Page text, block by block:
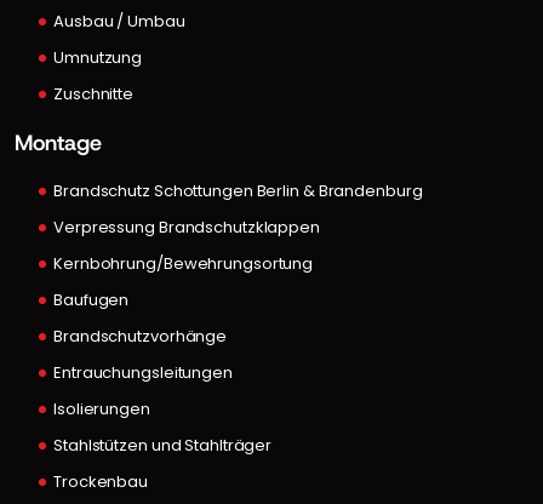
Ausbau / Umbau
Umnutzung
Zuschnitte
Montage
Brandschutz Schottungen Berlin & Brandenburg
Verpressung Brandschutzklappen
Kernbohrung/Bewehrungsortung
Baufugen
Brandschutzvorhänge
Entrauchungsleitungen
Isolierungen
Stahlstützen und Stahlträger
Trockenbau